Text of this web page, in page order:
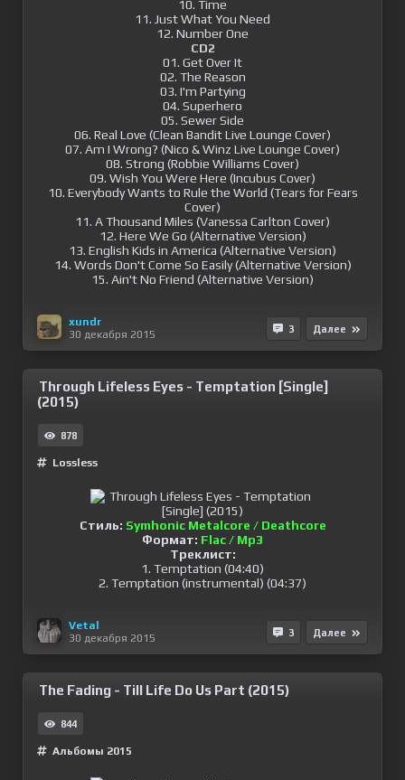
10. Time
11. Just What You Need
12. Number One
CD2
01. Get Over It
02. The Reason
03. I'm Partying
04. Superhero
05. Sewer Side
06. Real Love (Clean Bandit Live Lounge Cover)
07. Am I Wrong? (Nico & Winz Live Lounge Cover)
08. Strong (Robbie Williams Cover)
09. Wish You Were Here (Incubus Cover)
10. Everybody Wants to Rule the World (Tears for Fears
Cover)
11. A Thousand Miles (Vanessa Carlton Cover)
12. Here We Go (Alternative Version)
13. English Kids in America (Alternative Version)
14. Words Don't Come So Easily (Alternative Version)
15. Ain't No Friend (Alternative Version)
xundr
30 декабря 2015
3 Далее
Through Lifeless Eyes - Temptation [Single]
(2015)
878
Lossless
Стиль: Symhonic Metalcore / Deathcore
Формат: Flac / Mp3
Треклист:
1. Temptation (04:40)
2. Temptation (instrumental) (04:37)
Vetal
30 декабря 2015
3 Далее
The Fading - Till Life Do Us Part (2015)
844
Альбомы 2015